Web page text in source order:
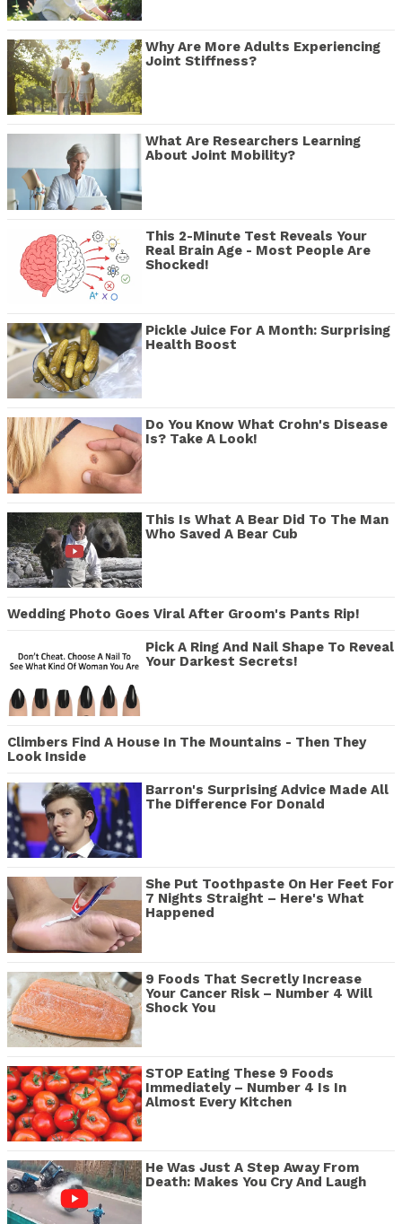
Why Are More Adults Experiencing
Joint Stiffness?
What Are Researchers Learning
About Joint Mobility?
This 2-Minute Test Reveals Your
Real Brain Age - Most People Are
Shocked!
Pickle Juice For A Month: Surprising
Health Boost
Do You Know What Crohn's Disease
Is? Take A Look!
This Is What A Bear Did To The Man
Who Saved A Bear Cub
Wedding Photo Goes Viral After Groom's Pants Rip!
Pick A Ring And Nail Shape To Reveal
Your Darkest Secrets!
Climbers Find A House In The Mountains - Then They
Look Inside
Barron's Surprising Advice Made All
The Difference For Donald
She Put Toothpaste On Her Feet For
7 Nights Straight – Here's What
Happened
9 Foods That Secretly Increase
Your Cancer Risk – Number 4 Will
Shock You
STOP Eating These 9 Foods
Immediately – Number 4 Is In
Almost Every Kitchen
He Was Just A Step Away From
Death: Makes You Cry And Laugh